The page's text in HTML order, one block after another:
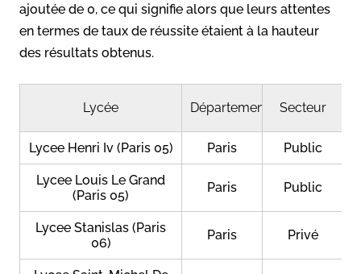
ajoutée de 0, ce qui signifie alors que leurs attentes
en termes de taux de réussite étaient à la hauteur
des résultats obtenus.
Lycée Département Secteur
Lycee Henri Iv (Paris 05) Paris Public
Lycee Louis Le Grand
(Paris 05)
Paris Public
Lycee Stanislas (Paris
06)
Paris Privé